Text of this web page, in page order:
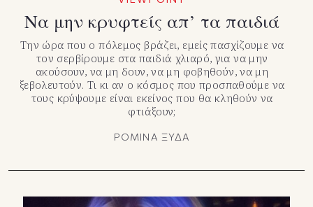
Να μην κρυφτείς απ’ τα παιδιά
Την ώρα που ο πόλεμος βράζει, εμείς πασχίζουμε να
τον σερβίρουμε στα παιδιά χλιαρό, για να μην
ακούσουν, να μη δουν, να μη φοβηθούν, να μη
ξεβολευτούν. Τι κι αν ο κόσμος που προσπαθούμε να
τους κρύψουμε είναι εκείνος που θα κληθούν να
φτιάξουν;
ΡΟΜΙΝΑ ΞΥΔΑ